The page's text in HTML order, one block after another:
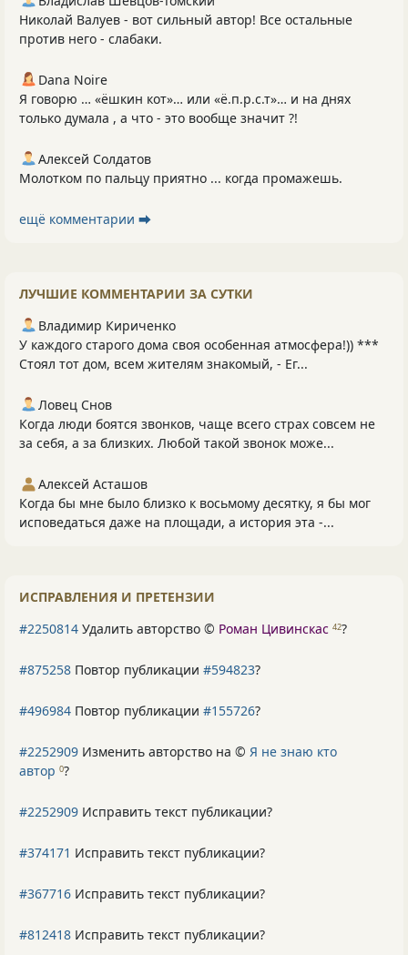
Николай Валуев - вот сильный автор! Все остальные
против него - слабаки.
Dana Noire
Я говорю … «ёшкин кот»… или «ё.п.р.с.т»… и на днях
только думала , а что - это вообще значит ?!
Алексей Солдатов
Молотком по пальцу приятно ... когда промажешь.
ещё комментарии ⮕
ЛУЧШИЕ КОММЕНТАРИИ ЗА СУТКИ
Владимир Кириченко
У каждого старого дома своя особенная атмосфера!)) ***
Стоял тот дом, всем жителям знакомый, - Ег...
Ловец Снов
Когда люди боятся звонков, чаще всего страх совсем не
за себя, а за близких. Любой такой звонок може...
Алексей Асташов
Когда бы мне было близко к восьмому десятку, я бы мог
исповедаться даже на площади, а история эта -...
ИСПРАВЛЕНИЯ И ПРЕТЕНЗИИ
#2250814 Удалить авторство © Роман Цивинскас 42?
#875258 Повтор публикации #594823?
#496984 Повтор публикации #155726?
#2252909 Изменить авторство на © Я не знаю кто
автор 0?
#2252909 Исправить текст публикации?
#374171 Исправить текст публикации?
#367716 Исправить текст публикации?
#812418 Исправить текст публикации?